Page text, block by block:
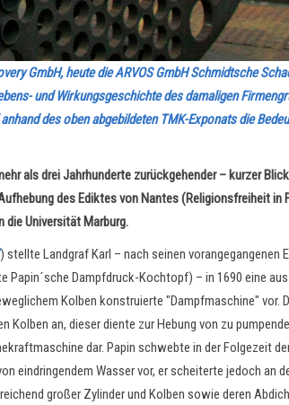
GmbH, heute die ARVOS GmbH Schmidtsche
und Wirkungsgeschichte des damaligen
des oben abgebildeten TMK-Exponats die
als drei Jahrhunderte zurückgehender – kurzer
des Ediktes von Nantes (Religionsfreiheit in
die Universität Marburg.
) stellte Landgraf Karl – nach seinen vorangegangenen
Papin´sche Dampfdruck-Kochtopf) – in 1690 eine
Kolben konstruierte "Dampfmaschine" vor.
Kolben an, dieser diente zur Hebung von zu
dar. Papin schwebte in der Folgezeit
eindringendem Wasser vor, er scheiterte jedoch an
großer Zylinder und Kolben sowie deren